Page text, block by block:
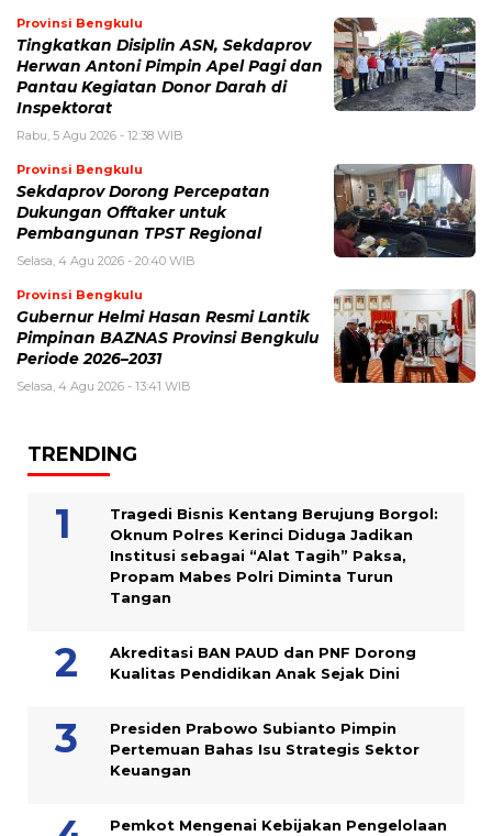
Provinsi Bengkulu
Tingkatkan Disiplin ASN, Sekdaprov
Herwan Antoni Pimpin Apel Pagi dan
Pantau Kegiatan Donor Darah di
Inspektorat
Rabu, 5 Agu 2026 - 12:38 WIB
Provinsi Bengkulu
Sekdaprov Dorong Percepatan
Dukungan Offtaker untuk
Pembangunan TPST Regional
Selasa, 4 Agu 2026 - 20:40 WIB
Provinsi Bengkulu
Gubernur Helmi Hasan Resmi Lantik
Pimpinan BAZNAS Provinsi Bengkulu
Periode 2026–2031
Selasa, 4 Agu 2026 - 13:41 WIB
TRENDING
Tragedi Bisnis Kentang Berujung Borgol:
Oknum Polres Kerinci Diduga Jadikan
Institusi sebagai “Alat Tagih” Paksa,
Propam Mabes Polri Diminta Turun
Tangan
Akreditasi BAN PAUD dan PNF Dorong
Kualitas Pendidikan Anak Sejak Dini
Presiden Prabowo Subianto Pimpin
Pertemuan Bahas Isu Strategis Sektor
Keuangan
Pemkot Mengenai Kebijakan Pengelolaan